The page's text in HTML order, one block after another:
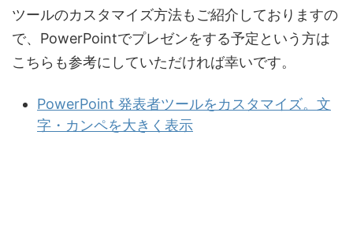
ツールのカスタマイズ方法もご紹介しておりますの
で、PowerPointでプレゼンをする予定という方は
こちらも参考にしていただければ幸いです。
PowerPoint 発表者ツールをカスタマイズ。文
字・カンペを大きく表示